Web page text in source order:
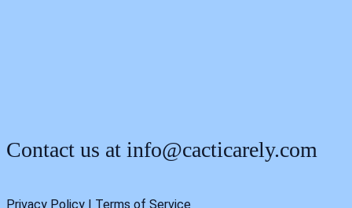
Contact us at info@cacticarely.com
Privacy Policy | Terms of Service